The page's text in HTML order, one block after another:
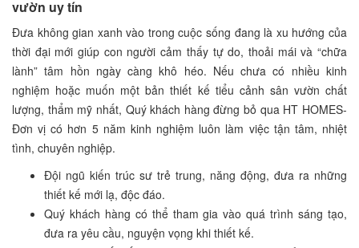
vườn uy tín
Đưa không gian xanh vào trong cuộc sống đang là xu hướng của
thời đại mới giúp con người cảm thấy tự do, thoải mái và “chữa
lành” tâm hồn ngày càng khô héo. Nếu chưa có nhiều kinh
nghiệm hoặc muốn một bản thiết kế tiểu cảnh sân vườn chất
lượng, thẩm mỹ nhất, Quý khách hàng đừng bỏ qua HT HOMES-
Đơn vị có hơn 5 năm kinh nghiệm luôn làm việc tận tâm, nhiệt
tình, chuyên nghiệp.
Đội ngũ kiến trúc sư trẻ trung, năng động, đưa ra những
thiết kế mới lạ, độc đáo.
Quý khách hàng có thể tham gia vào quá trình sáng tạo,
đưa ra yêu cầu, nguyện vọng khi thiết kế.